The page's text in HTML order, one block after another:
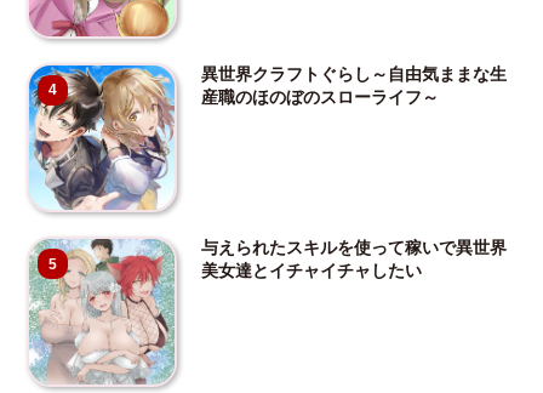
4
異世界クラフトぐらし～自由気ままな生
産職のほのぼのスローライフ～
5
与えられたスキルを使って稼いで異世界
美女達とイチャイチャしたい